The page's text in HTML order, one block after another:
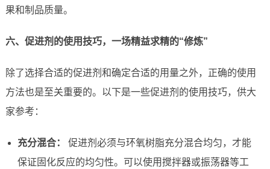
果和制品质量。
六、促进剂的使用技巧，一场精益求精的“修炼”
除了选择合适的促进剂和确定合适的用量之外，正确的使用
方法也是至关重要的。以下是一些促进剂的使用技巧，供大
家参考：
充分混合：
促进剂必须与环氧树脂充分混合均匀，才能
保证固化反应的均匀性。可以使用搅拌器或振荡器等工